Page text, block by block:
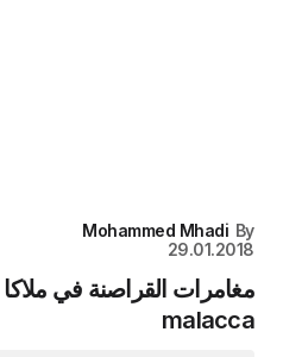
By
Mohammed Mhadi
29.01.2018
malacca